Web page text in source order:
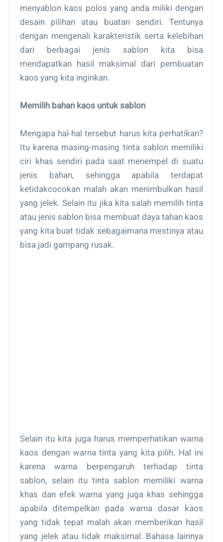
menyablon kaos polos yang anda miliki dengan
desain pilihan atau buatan sendiri. Tentunya
dengan mengenali karakteristik serta kelebihan
dari berbagai jenis sablon kita bisa
mendapatkan hasil maksimal dari pembuatan
kaos yang kita inginkan.
Memilih bahan kaos untuk sablon
Mengapa hal-hal tersebut harus kita perhatikan?
Itu karena masing-masing tinta sablon memiliki
ciri khas sendiri pada saat menempel di suatu
jenis bahan, sehingga apabila terdapat
ketidakcocokan malah akan menimbulkan hasil
yang jelek. Selain itu jika kita salah memilih tinta
atau jenis sablon bisa membuat daya tahan kaos
yang kita buat tidak sebagaimana mestinya atau
bisa jadi gampang rusak.
Selain itu kita juga harus memperhatikan warna
kaos dengan warna tinta yang kita pilih. Hal ini
karena warna berpengaruh terhadap tinta
sablon, selain itu tinta sablon memiliki warna
khas dan efek warna yang juga khas sehingga
apabila ditempelkan pada warna dasar kaos
yang tidak tepat malah akan memberikan hasil
yang jelek atau tidak maksimal. Bahasa lainnya